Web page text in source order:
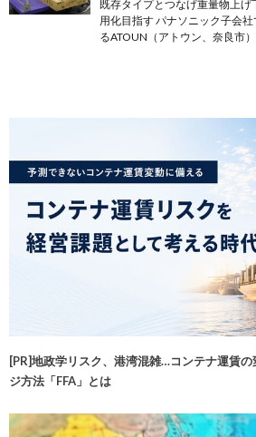
既存タイプとつなげ重量物上
用化目指す パナソニック子会
るATOUN（アトウン、奈良市
[PR]地政学リスク、港湾混雑…コンテナ運賃
ジ方法「FFA」とは